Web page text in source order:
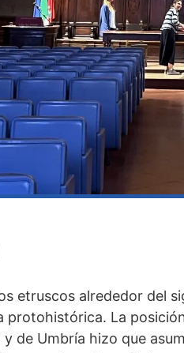
etruscos alrededor del
protohistórica. La
de Umbría hizo que